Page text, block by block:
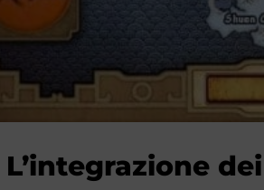
L’integrazione